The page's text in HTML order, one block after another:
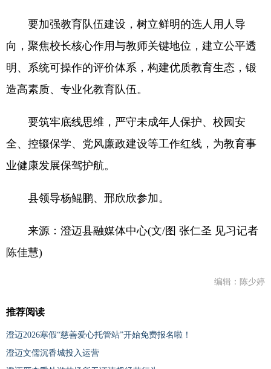
要加强教育队伍建设，树立鲜明的选人用人导
向，聚焦校长核心作用与教师关键地位，建立公平透
明、系统可操作的评价体系，构建优质教育生态，锻
造高素质、专业化教育队伍。
要筑牢底线思维，严守未成年人保护、校园安
全、控辍保学、党风廉政建设等工作红线，为教育事
业健康发展保驾护航。
县领导杨鲲鹏、邢欣欣参加。
来源：澄迈县融媒体中心(文/图 张仁圣 见习记者
陈佳慧)
编辑：陈少婷
推荐阅读
澄迈2026寒假“慈善爱心托管站”开始免费报名啦！
澄迈文儒沉香城投入运营